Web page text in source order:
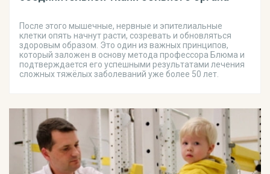
После этого мышечные, нервные и эпителиальные
клетки опять начнут расти, созревать и обновляться
здоровым образом. Это один из важных принципов,
который заложен в основу метода профессора Блюма и
подтверждается его успешными результатами лечения
сложных тяжёлых заболеваний уже более 50 лет.